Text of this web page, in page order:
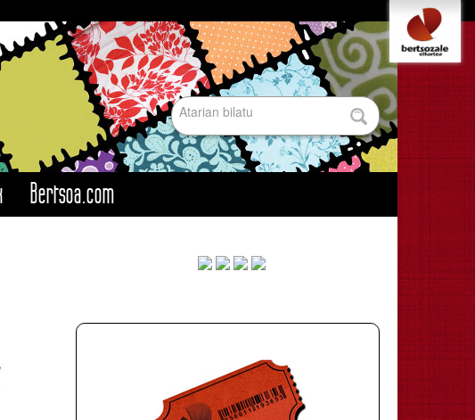
Tresna
pertsonalak
Bilatu atarian
Bilaketa
Bertsoa.com